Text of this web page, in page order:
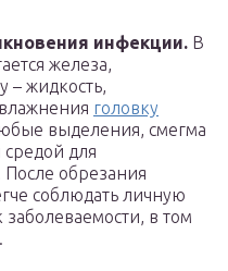
инфекции. В
железа,
– жидкость,
головку
выделения, смегма
средой для
обрезания
соблюдать личную
заболеваемости, в том